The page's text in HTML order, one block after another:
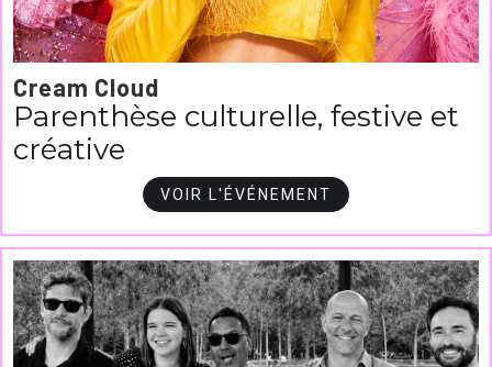
Cream Cloud
Parenthèse culturelle, festive et
créative
VOIR L'ÉVÉNEMENT